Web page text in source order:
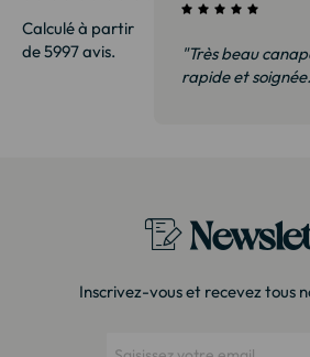
Calculé à partir
de 5997 avis.
"Très beau
rapide et
Inscrivez-vous et recevez tous